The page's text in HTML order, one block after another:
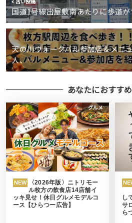
古い投稿
国道1号線出屋敷南あたりに歩道
天の川ウォークバル参加店＆メニ
人、…
あなたにおすす
グルメ
NEW
〈2026年版〉ニトリモー
ル枚方の飲食店14店舗イ
ッキ見せ！休日グルメモデルコ
ース【ひらつー広告】
し
サ
ら